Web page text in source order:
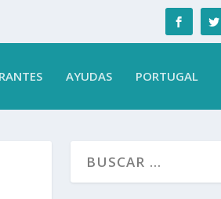
AYUDAS PORTUGAL